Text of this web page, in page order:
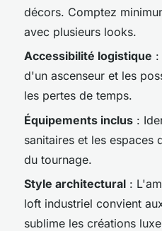
décors. Comptez
avec plusieurs looks.
Accessibilité logistique :
d'un ascenseur et les
les pertes de temps.
Équipements inclus :
sanitaires et les espaces
du tournage.
Style architectural :
loft industriel convient
sublime les créations